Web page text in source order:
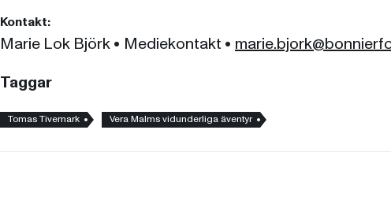
Kontakt:
Marie Lok Björk• Mediekontakt •
Taggar
Tomas Tivemark Vera Malms vidunderliga äventyr